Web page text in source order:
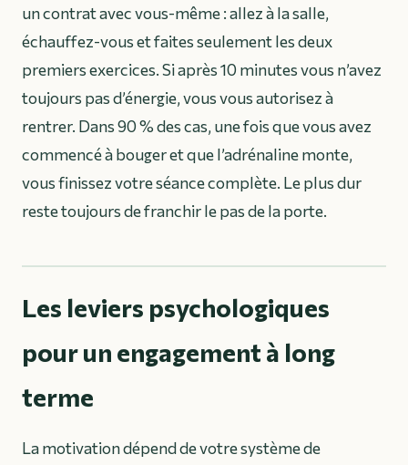
un contrat avec vous-même : allez à la salle,
échauffez-vous et faites seulement les deux
premiers exercices. Si après 10 minutes vous n’avez
toujours pas d’énergie, vous vous autorisez à
rentrer. Dans 90 % des cas, une fois que vous avez
commencé à bouger et que l’adrénaline monte,
vous finissez votre séance complète. Le plus dur
reste toujours de franchir le pas de la porte.
Les leviers psychologiques
pour un engagement à long
terme
La motivation dépend de votre système de